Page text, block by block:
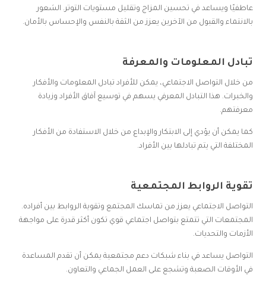
عاطفيًا ويساعد في تحسين المزاج وتقليل مستويات التوتر. الشعور
بالانتماء والقبول من الآخرين يعزز من الثقة بالنفس والإحساس بالأمان.
تبادل المعلومات والمعرفة
من خلال التواصل الاجتماعي، يمكن للأفراد تبادل المعلومات والأفكار
والخبرات. هذا التبادل المعرفي يسهم في توسيع آفاق الأفراد وزيادة
معرفتهم.
كما يمكن أن يؤدي إلى الابتكار والإبداع من خلال الاستفادة من الأفكار
المختلفة التي يتم تبادلها بين الأفراد.
تقوية الروابط المجتمعية
التواصل الاجتماعي يعزز من تماسك المجتمع وتقوية الروابط بين أفراده.
المجتمعات التي تتمتع بتواصل اجتماعي قوي تكون أكثر قدرة على مواجهة
الأزمات والتحديات.
التواصل يساعد في بناء شبكات دعم مجتمعية يمكن أن تقدم المساعدة
في الأوقات الصعبة وتشجع على العمل الجماعي والتعاون.